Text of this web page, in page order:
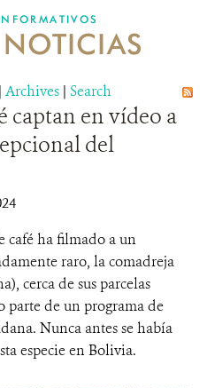
| Archives | Search
captan en vídeo a
del
café ha filmado a un
raro, la comadreja
cerca de sus parcelas
parte de un programa de
Nunca antes se había
especie en Bolivia.